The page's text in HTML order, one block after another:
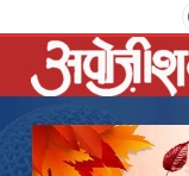
to
content